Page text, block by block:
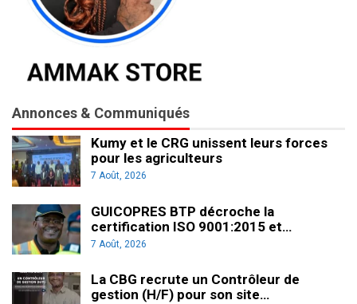
Annonces & Communiqués
Kumy et le CRG unissent leurs forces
pour les agriculteurs
7 Août, 2026
GUICOPRES BTP décroche la
certification ISO 9001:2015 et…
7 Août, 2026
La CBG recrute un Contrôleur de
gestion (H/F) pour son site…